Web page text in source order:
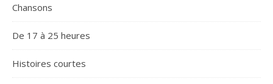
Chansons
De 17 à 25 heures
Histoires courtes